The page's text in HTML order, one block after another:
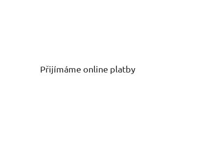
Přijímáme online platby